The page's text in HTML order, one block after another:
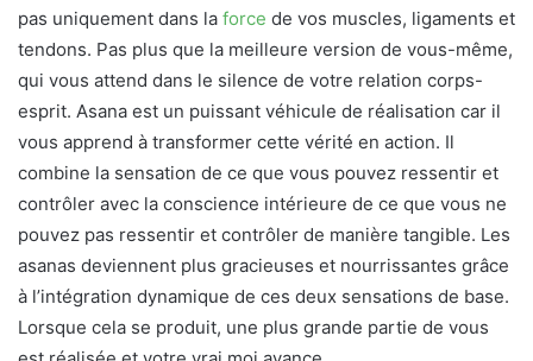
pas uniquement dans la force de vos muscles, ligaments et
tendons. Pas plus que la meilleure version de vous-même,
qui vous attend dans le silence de votre relation corps-
esprit. Asana est un puissant véhicule de réalisation car il
vous apprend à transformer cette vérité en action. Il
combine la sensation de ce que vous pouvez ressentir et
contrôler avec la conscience intérieure de ce que vous ne
pouvez pas ressentir et contrôler de manière tangible. Les
asanas deviennent plus gracieuses et nourrissantes grâce
à l’intégration dynamique de ces deux sensations de base.
Lorsque cela se produit, une plus grande partie de vous